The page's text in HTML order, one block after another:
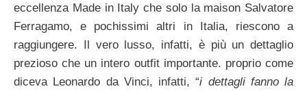
eccellenza Made in Italy che solo la maison Salvatore
Ferragamo, e pochissimi altri in Italia, riescono a
raggiungere. Il vero lusso, infatti, è più un dettaglio
prezioso che un intero outfit importante. proprio come
diceva Leonardo da Vinci, infatti, “i dettagli fanno la